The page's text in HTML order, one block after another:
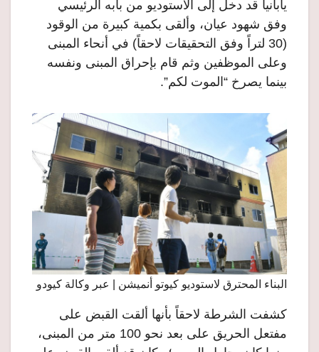
يابانياً قد دخل إلى الاستوديو من بابه الرئيسي
وفق شهود عيان، وألقى بكمية كبيرة من الوقود
(30 لتراً وفق التحقيقات لاحقاً) في أنحاء المبنى
وعلى الموظفين وثم قام بإحراق المبنى ونفسه
بينما يصرخ “الموت لكم”.
البناء المحترق لاستوديو كيوتو أنميشن | عبر وكالة كيودو
كشفت الشرطة لاحقاً بأنها ألقت القبض على
مفتعل الحريق على بعد نحو 100 متر من المبنى،